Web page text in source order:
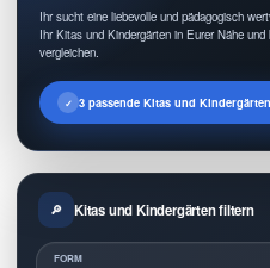
Ihr sucht eine liebevolle und pädagogisch
Ihr Kitas und Kindergärten in Eurer Nähe
vergleichen.
3 passende Kitas und
Kitas und Kindergärten filtern
FORM